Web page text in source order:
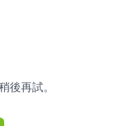
後再試。